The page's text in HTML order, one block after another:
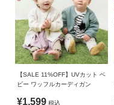
【SALE 11%OFF】UVカット ベ
ビー ワッフルカーディガン
¥1,599 税込